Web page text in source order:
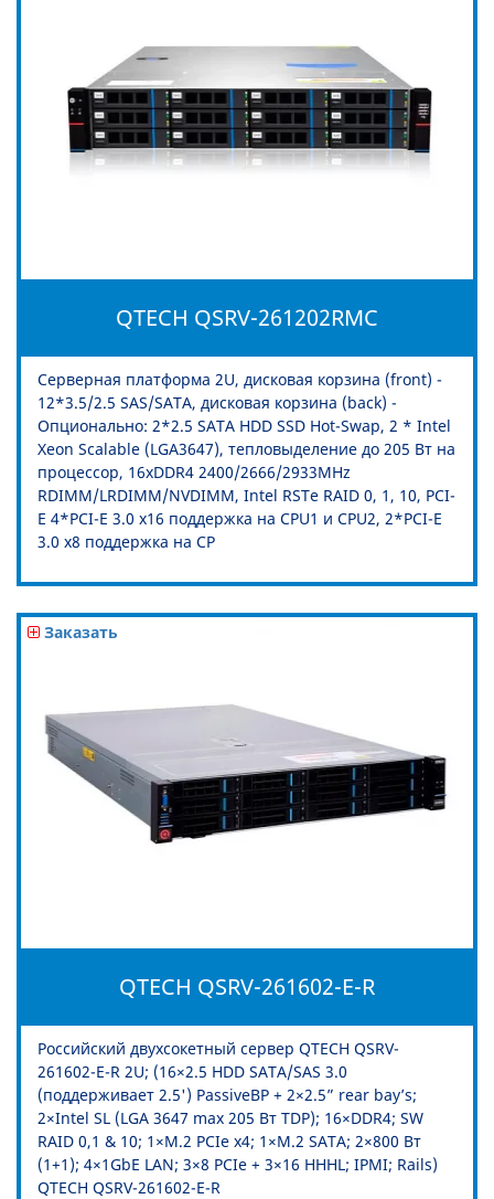
QTECH QSRV-261202RMC
Серверная платформа 2U, дисковая корзина (front) -
12*3.5/2.5 SAS/SATA, дисковая корзина (back) -
Опционально: 2*2.5 SATA HDD SSD Hot-Swap, 2 * Intel
Xeon Scalable (LGA3647), тепловыделение до 205 Вт на
процессор, 16xDDR4 2400/2666/2933MHz
RDIMM/LRDIMM/NVDIMM, Intel RSTe RAID 0, 1, 10, PCI-
E 4*PCI-E 3.0 x16 поддержка на CPU1 и CPU2, 2*PCI-E
3.0 x8 поддержка на CP
Заказать
QTECH QSRV-261602-E-R
Российский двухсокетный сервер QTECH QSRV-
261602-E-R 2U; (16×2.5 HDD SATA/SAS 3.0
(поддерживает 2.5') PassiveBP + 2×2.5” rear bay’s;
2×Intel SL (LGA 3647 max 205 Вт TDP); 16×DDR4; SW
RAID 0,1 & 10; 1×M.2 PCIe x4; 1×M.2 SATA; 2×800 Вт
(1+1); 4×1GbE LAN; 3×8 PCIe + 3×16 HHHL; IPMI; Rails)
QTECH QSRV-261602-E-R